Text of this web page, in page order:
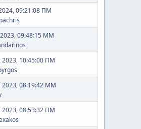
09:21:08 ΠΜ
09:48:15 ΜΜ
2023, 10:45:00 ΠΜ
2023, 08:19:42 ΜΜ
2023, 08:53:32 ΠΜ